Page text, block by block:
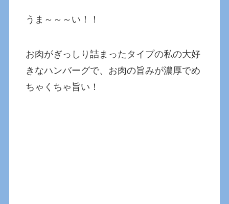
うま～～～い！！
お肉がぎっしり詰まったタイプの私の大好
きなハンバーグで、お肉の旨みが濃厚でめ
ちゃくちゃ旨い！